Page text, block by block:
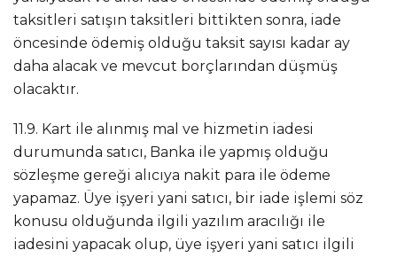
taksitleri satışın taksitleri bittikten sonra, iade
öncesinde ödemiş olduğu taksit sayısı kadar ay
daha alacak ve mevcut borçlarından düşmüş
olacaktır.
11.9. Kart ile alınmış mal ve hizmetin iadesi
durumunda satıcı, Banka ile yapmış olduğu
sözleşme gereği alıcıya nakit para ile ödeme
yapamaz. Üye işyeri yani satıcı, bir iade işlemi söz
konusu olduğunda ilgili yazılım aracılığı ile
iadesini yapacak olup, üye işyeri yani satıcı ilgili